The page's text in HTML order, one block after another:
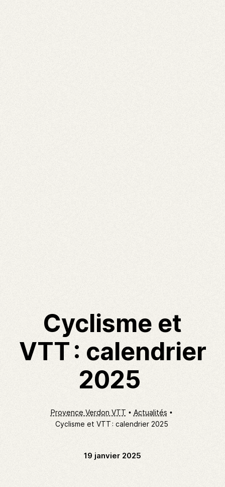
Cyclisme et
VTT : calendrier
2025
Provence Verdon VTT
Actualités
Cyclisme et VTT : calendrier 2025
19 janvier 2025